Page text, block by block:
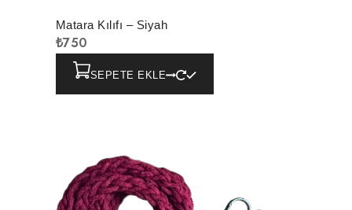
Matara Kılıfı – Siyah
₺750
SEPETE EKLE